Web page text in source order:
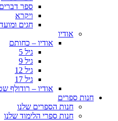
ספר דברים
ויקרא
חגים
אודיו
אודיו – כחותם
גיל 5
גיל 9
גיל 12
גיל 17
אודיו – רודולף
חנות ספרים
חנות הספרים שלנו
חנות ספרי הלימוד שלנו